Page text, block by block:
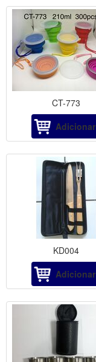
CT-773
Adicionar
KD004
Adicionar